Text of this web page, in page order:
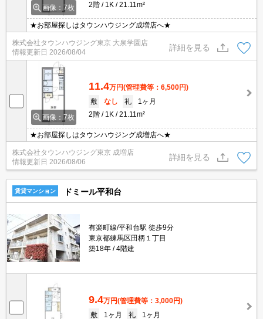
画像：7枚
2階
1K 21.11m²
★お部屋探しはタウンハウジング成増店へ★
株式会社タウンハウジング東京 大泉学園店
情報更新日 2026/08/04
詳細を見る
画像：7枚
11.4万円(管理費等：6,500円)
敷
なし 礼
1ヶ月
2階
1K 21.11m²
★お部屋探しはタウンハウジング成増店へ★
株式会社タウンハウジング東京 成増店
情報更新日 2026/08/06
詳細を見る
賃貸マンション ドミール平和台
有楽町線/平和台駅 徒歩9分
東京都練馬区田柄１丁目
築18年
4階建
9.4万円(管理費等：3,000円)
敷
1ヶ月 礼
1ヶ月